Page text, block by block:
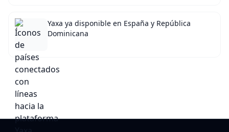
Yaxa ya disponible en España y República
Dominicana